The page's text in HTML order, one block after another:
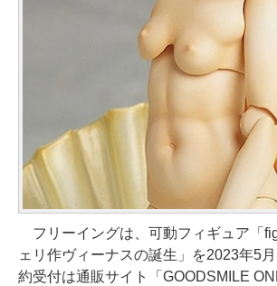
フリーイングは、可動フィギュア「
ェリ作ヴィーナスの誕生」を2023年5
約受付は通販サイト「GOODSMILE